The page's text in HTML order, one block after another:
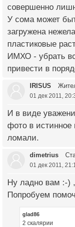
совершенно
У сома может
загружена
пластиковые
ИМХО - убрать
привести в
IRISUS
01 дек 2011,
И в виде
фото в
ломали.
dimetrius
01 дек 2011,
Ну ладно вам :-)
Попробуем
glad86
2 скалярии